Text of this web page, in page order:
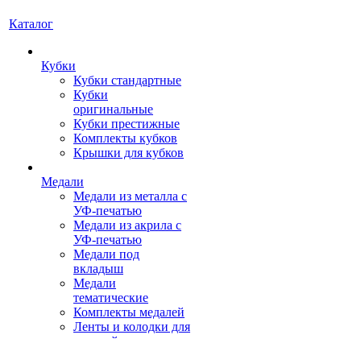
Каталог
Кубки
Кубки стандартные
Кубки
оригинальные
Кубки престижные
Комплекты кубков
Крышки для кубков
Медали
Медали из металла с
УФ-печатью
Медали из акрила с
УФ-печатью
Медали под
вкладыш
Медали
тематические
Комплекты медалей
Ленты и колодки для